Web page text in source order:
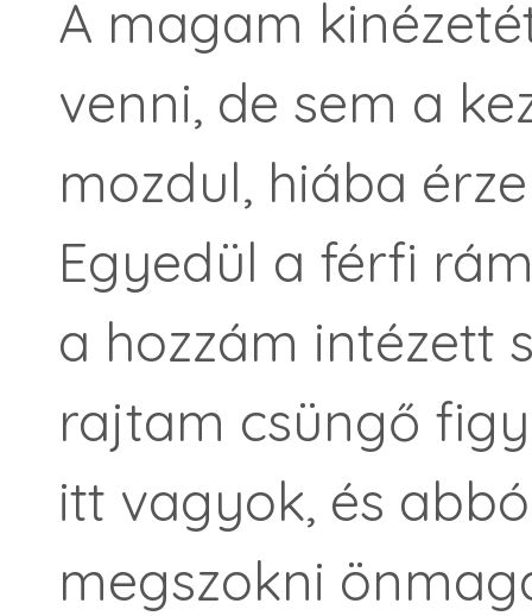
A magam
venni, de sem a
mozdul, hiába
Egyedül a férfi
a hozzám intézett
rajtam csüngő
itt vagyok, és
megszokni